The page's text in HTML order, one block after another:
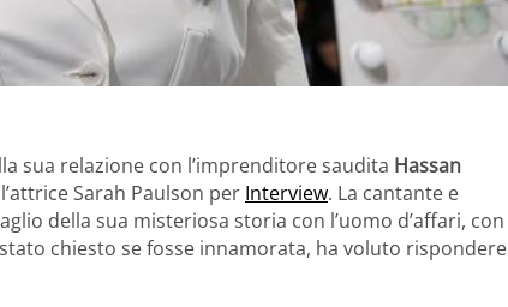
sua relazione con l’imprenditore saudita Hassan
Sarah Paulson per Interview. La cantante e
della sua misteriosa storia con l’uomo d’affari, con
chiesto se fosse innamorata, ha voluto rispondere